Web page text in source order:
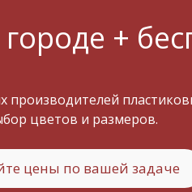
+
цветов и размеров.
цены по вашей задаче